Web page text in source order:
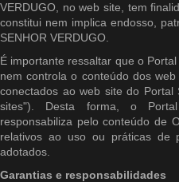
VERDUGO, no web site, tem
constitui nem implica endosso,
SENHOR VERDUGO.
É importante ressaltar que o
nem controla o conteúdo dos
conectados ao web site do Portal
sites"). Desta forma, o
responsabiliza pelo conteúdo de
relativos ao uso ou práticas de
adotados.
Garantias e responsabilidades